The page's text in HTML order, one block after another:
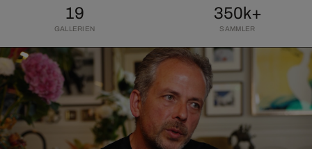
19
GALLERIEN
350k+
SAMMLER